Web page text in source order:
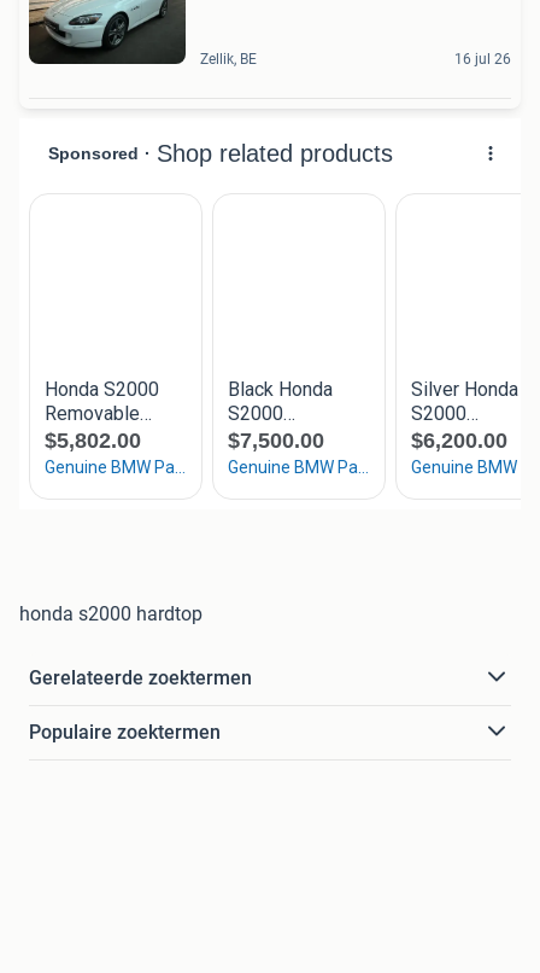
Zellik, BE 16 jul 26
honda s2000 hardtop
Gerelateerde zoektermen
Populaire zoektermen